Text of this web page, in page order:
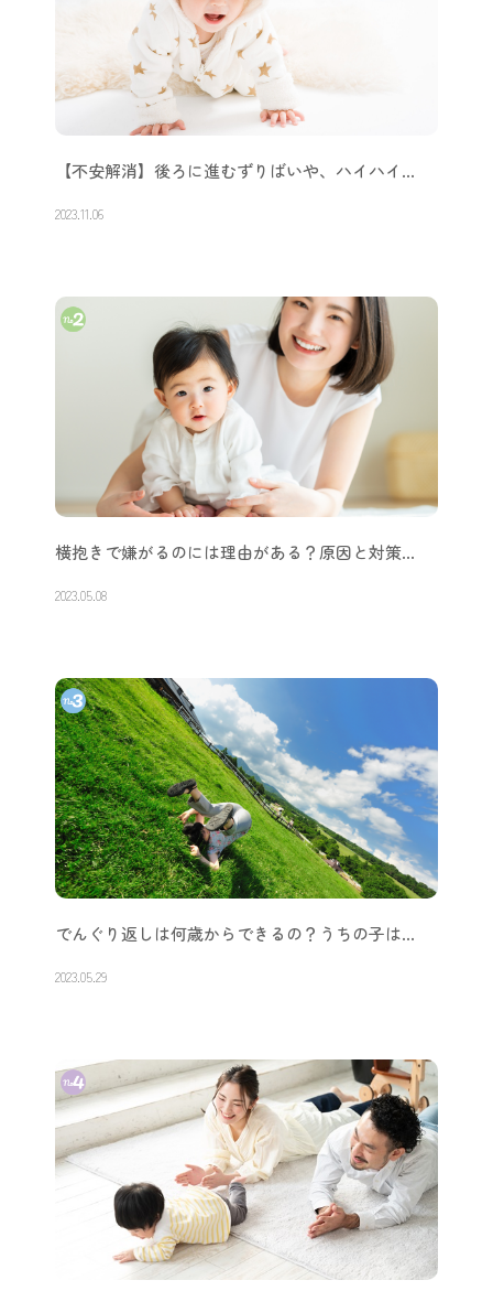
【不安解消】後ろに進むずりばいや、ハイハイ…
2023.11.06
横抱きで嫌がるのには理由がある？原因と対策…
2023.05.08
でんぐり返しは何歳からできるの？うちの子は…
2023.05.29